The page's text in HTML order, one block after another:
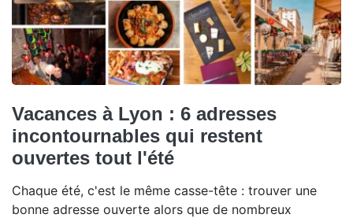
Vacances à Lyon : 6 adresses
incontournables qui restent
ouvertes tout l'été
Chaque été, c'est le même casse-tête : trouver une
bonne adresse ouverte alors que de nombreux